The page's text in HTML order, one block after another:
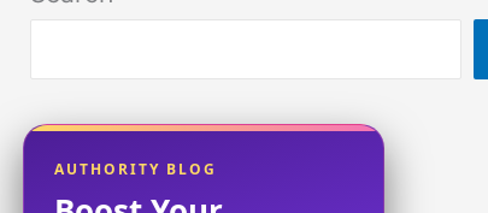
AUTHORITY BLOG